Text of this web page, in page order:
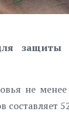
защиты
не
составляет